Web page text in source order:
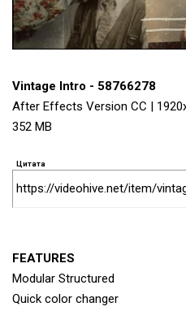
Vintage Intro - 58766278
After Effects Version CC |
352 MB
Цитата
https://videohive.net/item/
FEATURES
Modular Structured
Quick color changer